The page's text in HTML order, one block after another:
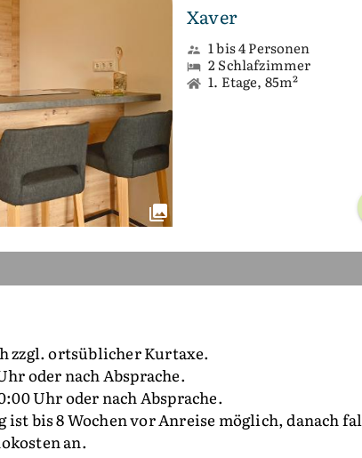
Xaver
1 bis 4 Personen
2 Schlafzimmer
1. Etage, 85m²
zzgl. ortsüblicher Kurtaxe.
oder nach Absprache.
Uhr oder nach Absprache.
bis 8 Wochen vor Anreise möglich, danach
an.